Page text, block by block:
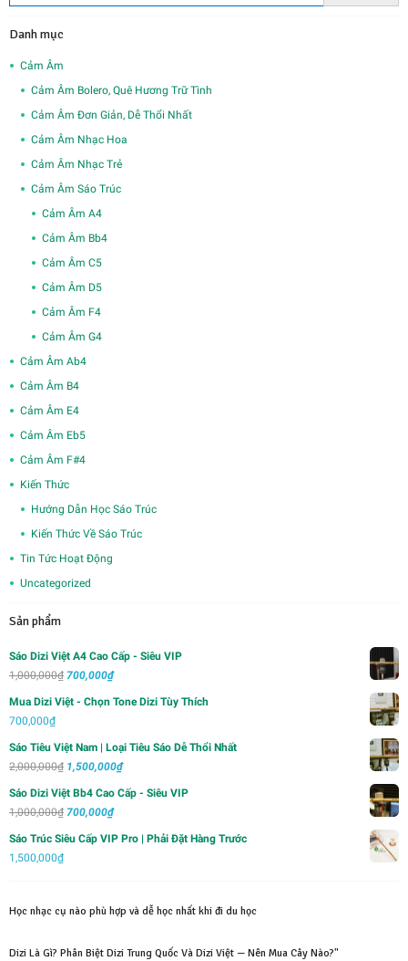
Danh mục
Cảm Âm
Cảm Âm Bolero, Quê Hương Trữ Tình
Cảm Âm Đơn Giản, Dễ Thổi Nhất
Cảm Âm Nhạc Hoa
Cảm Âm Nhạc Trẻ
Cảm Âm Sáo Trúc
Cảm Âm A4
Cảm Âm Bb4
Cảm Âm C5
Cảm Âm D5
Cảm Âm F4
Cảm Âm G4
Cảm Âm Ab4
Cảm Âm B4
Cảm Âm E4
Cảm Âm Eb5
Cảm Âm F#4
Kiến Thức
Hướng Dẫn Học Sáo Trúc
Kiến Thức Về Sáo Trúc
Tin Tức Hoạt Động
Uncategorized
Sản phẩm
Sáo Dizi Việt A4 Cao Cấp - Siêu VIP
1,000,000₫ Giá
là:
700,000₫Giá
700,000₫.
Mua Dizi Việt - Chọn Tone Dizi Tùy Thích
700,000₫
Sáo Tiêu Việt Nam | Loại Tiêu Sáo Dễ Thổi Nhất
2,000,000₫ Giá
2,000,000₫.
1,500,000₫Giá
tại
1,500,000₫.
Sáo Dizi Việt Bb4 Cao Cấp - Siêu VIP
1,000,000₫ Giá
700,000₫Giá
Sáo Trúc Siêu Cấp VIP Pro | Phải Đặt Hàng Trước
1,500,000₫
Học nhạc cụ nào phù hợp và dễ học nhất khi đi du học
Dizi Là Gì? Phân Biệt Dizi Trung Quốc Và Dizi Việt — Nên Mua Cây Nào?"